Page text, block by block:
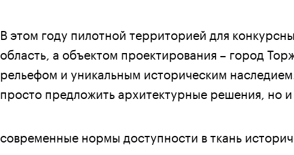
В этом году пилотной территорией для
область, а объектом проектирования – город
рельефом и уникальным историческим
просто предложить архитектурные решения, но
современные нормы доступности в ткань